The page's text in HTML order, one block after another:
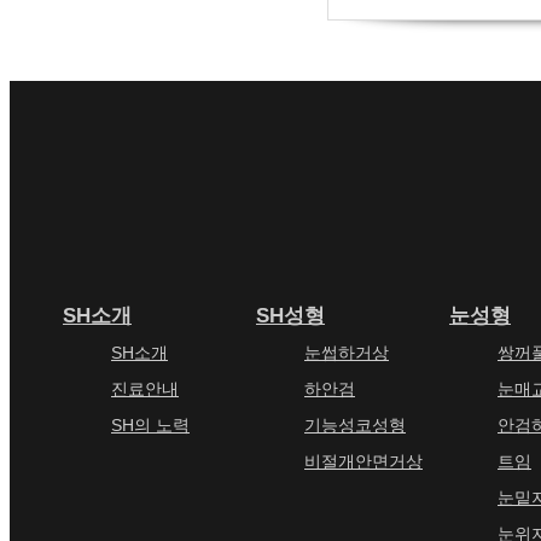
SH소개
SH소개
진료안내
SH의 노력
SH성형
눈썹하거상
하안검
기능성코성형
비절개안면거상
눈성형
쌍꺼
눈매
안검
트임
눈밑
눈위